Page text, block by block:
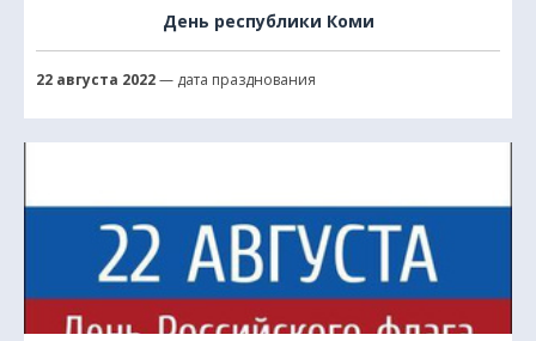
День республики Коми
22 августа 2022— дата празднования